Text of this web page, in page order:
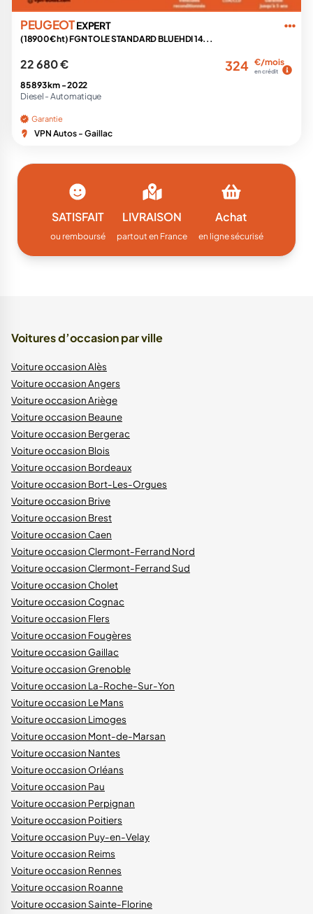
PEUGEOTEXPERT
(18900€ ht) FGN TOLE STANDARD BLUEHDI 14...
22 680 € 324 €/mois
en crédit
85 893 km -2022
Diesel - Automatique
Garantie
VPN Autos - Gaillac
SATISFAIT
ou remboursé
LIVRAISON
partout en France
Achat
en ligne sécurisé
Voitures d’occasion par ville
Voiture occasion Alès
Voiture occasion Angers
Voiture occasion Ariège
Voiture occasion Beaune
Voiture occasion Bergerac
Voiture occasion Blois
Voiture occasion Bordeaux
Voiture occasion Bort-Les-Orgues
Voiture occasion Brive
Voiture occasion Brest
Voiture occasion Caen
Voiture occasion Clermont-Ferrand Nord
Voiture occasion Clermont-Ferrand Sud
Voiture occasion Cholet
Voiture occasion Cognac
Voiture occasion Flers
Voiture occasion Fougères
Voiture occasion Gaillac
Voiture occasion Grenoble
Voiture occasion La-Roche-Sur-Yon
Voiture occasion Le Mans
Voiture occasion Limoges
Voiture occasion Mont-de-Marsan
Voiture occasion Nantes
Voiture occasion Orléans
Voiture occasion Pau
Voiture occasion Perpignan
Voiture occasion Poitiers
Voiture occasion Puy-en-Velay
Voiture occasion Reims
Voiture occasion Rennes
Voiture occasion Roanne
Voiture occasion Sainte-Florine